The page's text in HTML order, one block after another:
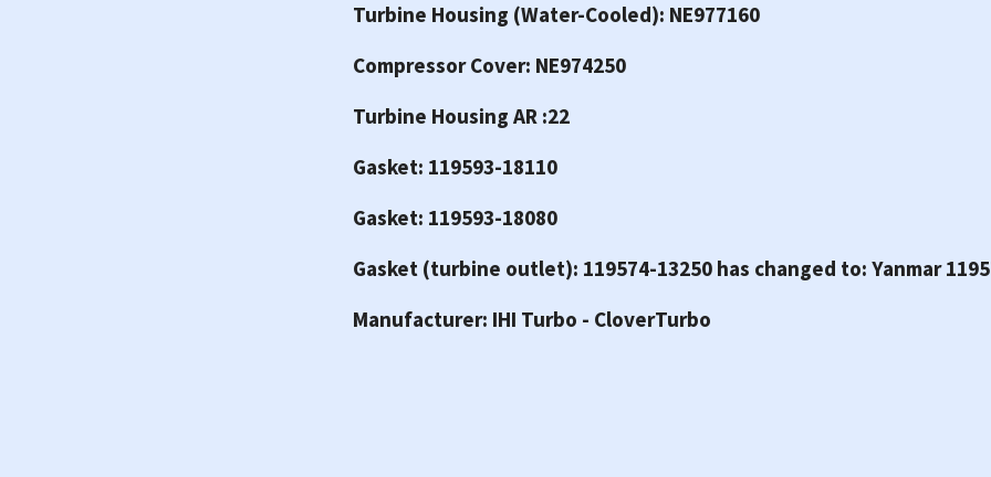
Turbine Housing (Water-Cooled): NE977160
Compressor Cover: NE974250
Turbine Housing AR :22
Gasket: 119593-18110
Gasket: 119593-18080
Gasket (turbine outlet): 119574-13250 has changed to: Yanmar
Manufacturer: IHI Turbo - CloverTurbo